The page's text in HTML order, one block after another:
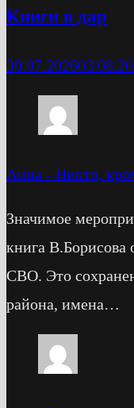
Книги в дар
30.07.2026
Анна - Никто,
Значимое
книга В.Борисова
СВО. Это
района, имена…